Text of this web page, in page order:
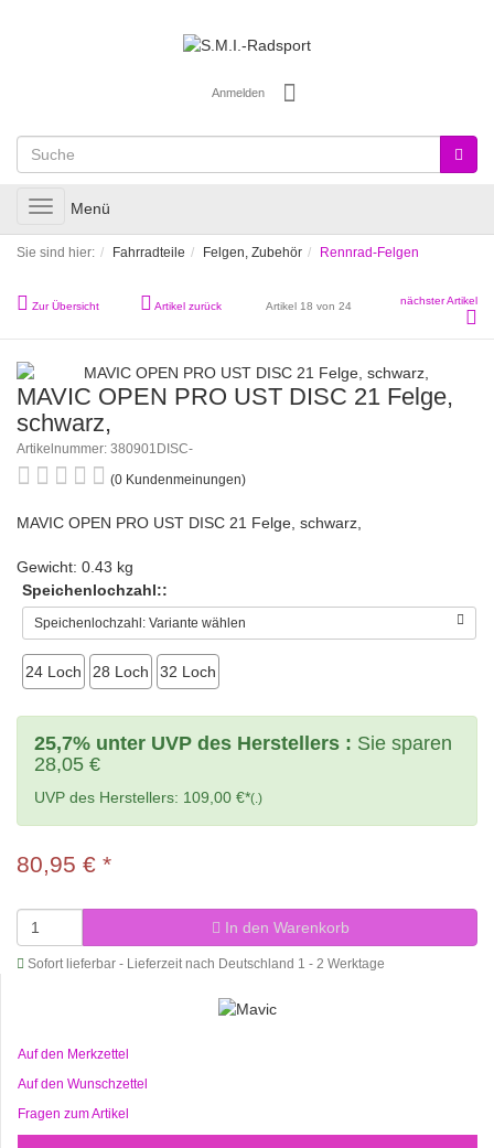
Anmelden
Toggle
navigation
Menü
Sie sind hier: Fahrradteile Felgen, Zubehör Rennrad-Felgen
Zur Übersicht Artikel zurück Artikel 18 von 24 nächster Artikel
MAVIC OPEN PRO UST DISC 21 Felge,
schwarz,
Artikelnummer: 380901DISC-
(0 Kundenmeinungen)
MAVIC OPEN PRO UST DISC 21 Felge, schwarz,
Gewicht: 0.43 kg
Speichenlochzahl::
Speichenlochzahl: Variante wählen
24 Loch 28 Loch 32 Loch
25,7% unter UVP des Herstellers : Sie sparen
28,05 €
UVP des Herstellers: 109,00 €*(.)
80,95 € *
In den Warenkorb
Sofort lieferbar - Lieferzeit nach Deutschland 1 - 2 Werktage
Auf den Merkzettel
Auf den Wunschzettel
Fragen zum Artikel